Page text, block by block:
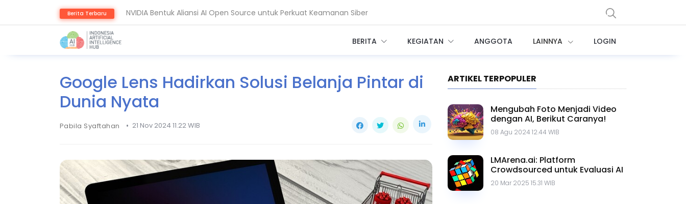
Berita Terbaru NVIDIA Bentuk Aliansi AI Open Source untuk Perkuat Keamanan Siber
Guardoc Gunakan Amazon Nova untuk Proses 1 Juta Dokumen Klinis
BERITA KEGIATAN ANGGOTA LAINNYA LOGIN
Google Lens Hadirkan Solusi Belanja Pintar di
Dunia Nyata
Pabila Syaftahan • 21 Nov 2024 11.22 WIB
ARTIKEL TERPOPULER
Mengubah Foto Menjadi Video
dengan AI, Berikut Caranya!
08 Agu 2024 12.44 WIB
LMArena.ai: Platform
Crowdsourced untuk Evaluasi AI
20 Mar 2025 15.31 WIB